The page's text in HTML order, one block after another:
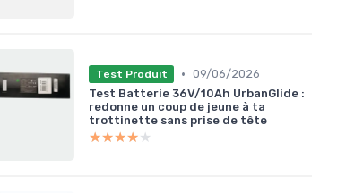
Test Produit • 09/06/2026
Test Batterie 36V/10Ah UrbanGlide :
redonne un coup de jeune à ta
trottinette sans prise de tête
★★★★★
★★★★★